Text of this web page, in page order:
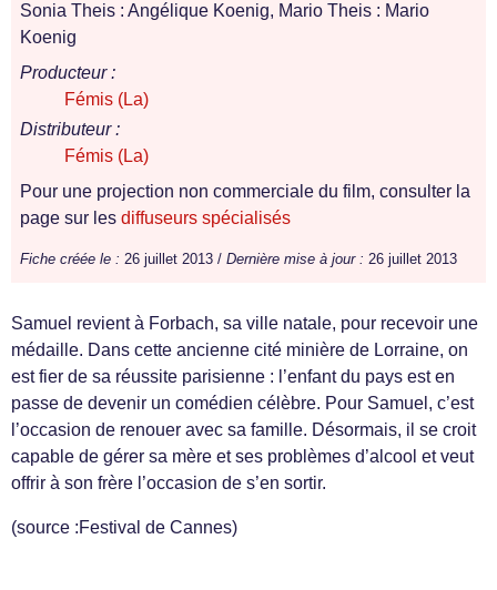
Sonia Theis : Angélique Koenig, Mario Theis : Mario
Koenig
Producteur :
Fémis (La)
Distributeur :
Fémis (La)
Pour une projection non commerciale du film, consulter la
page sur les diffuseurs spécialisés
Fiche créée le : 26 juillet 2013 / Dernière mise à jour : 26 juillet 2013
Samuel revient à Forbach, sa ville natale, pour recevoir une
médaille. Dans cette ancienne cité minière de Lorraine, on
est fier de sa réussite parisienne : l’enfant du pays est en
passe de devenir un comédien célèbre. Pour Samuel, c’est
l’occasion de renouer avec sa famille. Désormais, il se croit
capable de gérer sa mère et ses problèmes d’alcool et veut
offrir à son frère l’occasion de s’en sortir.
(source :Festival de Cannes)